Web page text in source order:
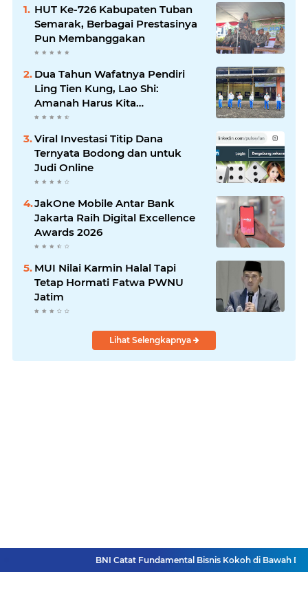
HUT Ke-726 Kabupaten Tuban
Semarak, Berbagai Prestasinya
Pun Membanggakan
Dua Tahun Wafatnya Pendiri
Ling Tien Kung, Lao Shi:
Amanah Harus Kita
Laksanakan!
Viral Investasi Titip Dana
Ternyata Bodong dan untuk
Judi Online
JakOne Mobile Antar Bank
Jakarta Raih Digital Excellence
Awards 2026
MUI Nilai Karmin Halal Tapi
Tetap Hormati Fatwa PWNU
Jatim
Lihat Selengkapnya
BNI Catat Fundamental Bisnis Kokoh di Bawah